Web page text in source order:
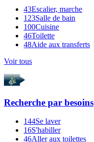
43Escalier, marche
123Salle de bain
100Cuisine
46Toilette
48Aide aux transferts
Voir tous
Recherche par besoins
144Se laver
16S'habiller
46Aller aux toilettes